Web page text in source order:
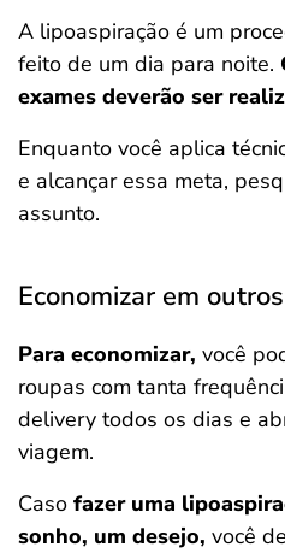
A lipoaspiração é um
feito de um dia para noite.
exames deverão ser
Enquanto você aplica
e alcançar essa meta,
assunto.
Economizar em
Para economizar, você
roupas com tanta
delivery todos os dias e
viagem.
Caso fazer uma
sonho, um desejo, você